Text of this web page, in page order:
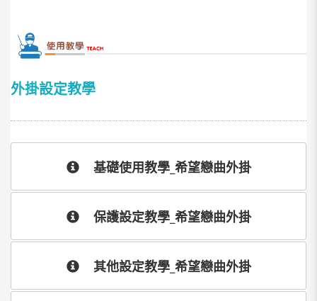
外掛設定教學
基礎使用教學_希望戀曲外掛
保護設定教學_希望戀曲外掛
其他設定教學_希望戀曲外掛